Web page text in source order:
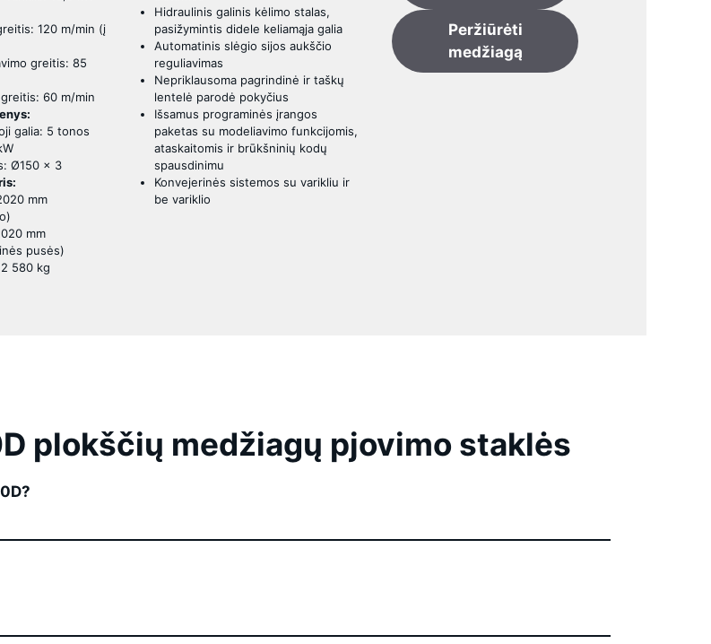
120 m/min (į
greitis: 85
60 m/min
galia: 5 tonos
Ø150 × 3
mm
mm
pusės)
580 kg
Hidraulinis galinis kėlimo stalas,
pasižymintis didele keliamąja galia
Automatinis slėgio sijos aukščio
reguliavimas
Nepriklausoma pagrindinė ir taškų
lentelė parodė pokyčius
Išsamus programinės įrangos
paketas su modeliavimo funkcijomis,
ataskaitomis ir brūkšninių kodų
spausdinimu
Konvejerinės sistemos su varikliu ir
be variklio
Peržiūrėti
medžiagą
plokščių medžiagų pjovimo staklės